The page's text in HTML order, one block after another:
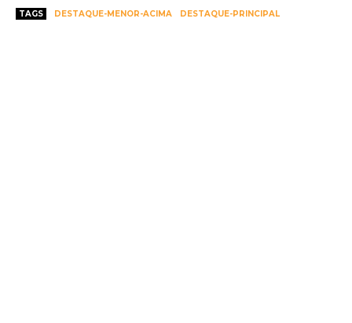
TAGS DESTAQUE-MENOR-ACIMA DESTAQUE-PRINCIPAL